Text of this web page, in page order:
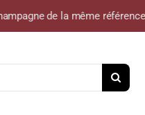
de la même référence •